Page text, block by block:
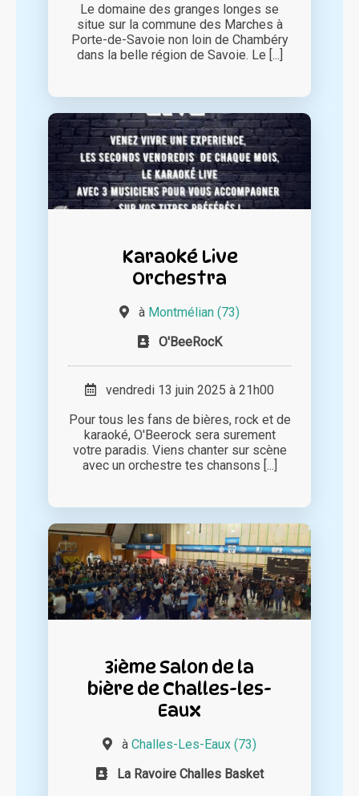
Le domaine des granges longes se
situe sur la commune des Marches à
Porte-de-Savoie non loin de Chambéry
dans la belle région de Savoie. Le [...]
Karaoké Live
Orchestra
à Montmélian (73)
O'BeeRocK
vendredi 13 juin 2025 à 21h00
Pour tous les fans de bières, rock et de
karaoké, O'Beerock sera surement
votre paradis. Viens chanter sur scène
avec un orchestre tes chansons [...]
3ième Salon de la
bière de Challes-les-
Eaux
à Challes-Les-Eaux (73)
La Ravoire Challes Basket